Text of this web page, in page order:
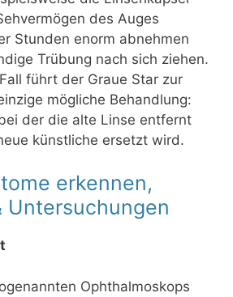
des Auges
Stunden enorm abnehmen
Trübung nach sich ziehen.
führt der Graue Star zur
mögliche Behandlung:
der die alte Linse entfernt
künstliche ersetzt wird.
erkennen,
Untersuchungen
Ophthalmoskops